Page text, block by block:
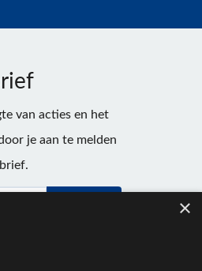
van acties en het
je aan te melden
×